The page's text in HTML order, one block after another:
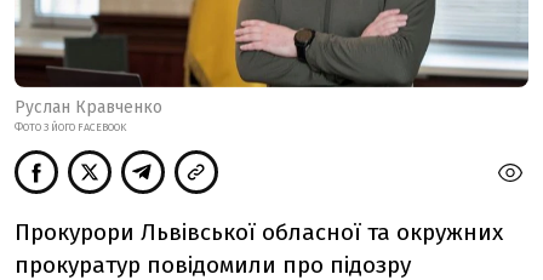
Руслан Кравченко
ФОТО З ЙОГО FACEBOOK
Прокурори Львівської обласної та окружних
прокуратур повідомили про підозру